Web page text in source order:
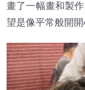
畫了一幅畫和製
望是像平常般開開